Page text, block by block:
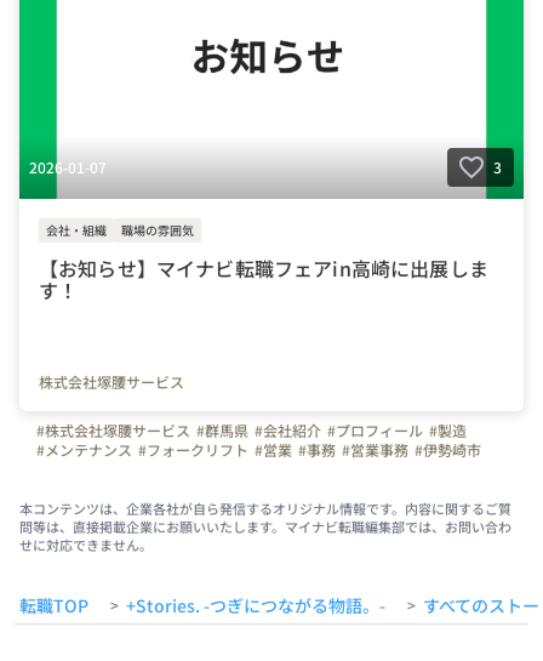
2026-01-07 3
会社・組織 職場の雰囲気
【お知らせ】マイナビ転職フェアin高崎に出展しま
す！
株式会社塚腰サービス
#株式会社塚腰サービス #群馬県 #会社紹介 #プロフィール #製造
#メンテナンス #フォークリフト #営業 #事務 #営業事務 #伊勢崎市
本コンテンツは、企業各社が自ら発信するオリジナル情報です。内容に関するご質
問等は、直接掲載企業にお願いいたします。マイナビ転職編集部では、お問い合わ
せに対応できません。
転職TOP > +Stories. -つぎにつながる物語。- > すべてのスト